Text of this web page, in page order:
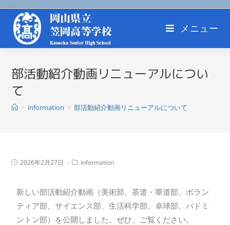
メニュー
部活動紹介動画リニューアルについ
て
> information > 部活動紹介動画リニューアルについて
2026年2月27日 information
新しい部活動紹介動画（美術部、茶道・華道部、ボラン
ティア部、サイエンス部、生活科学部、卓球部、バドミ
ントン部）を公開しました。ぜひ、ご覧ください。